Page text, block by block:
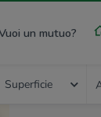
un mutuo?
Superficie